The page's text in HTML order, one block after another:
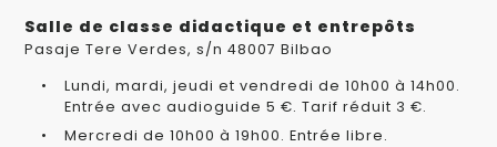
Salle de classe didactique et entrepôts
Pasaje Tere Verdes, s/n 48007 Bilbao
Lundi, mardi, jeudi et vendredi de 10h00 à 14h00.
Entrée avec audioguide 5 €. Tarif réduit 3 €.
Mercredi de 10h00 à 19h00. Entrée libre.